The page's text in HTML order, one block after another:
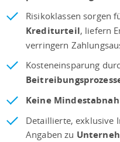
Risikoklassen sorgen
Krediturteil, liefern
verringern
Kosteneinsparung
Keine
Detaillierte, exklusive
Angaben zu